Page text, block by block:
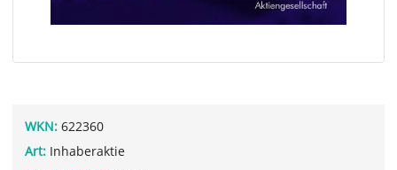
WKN: 622360
Art: Inhaberaktie